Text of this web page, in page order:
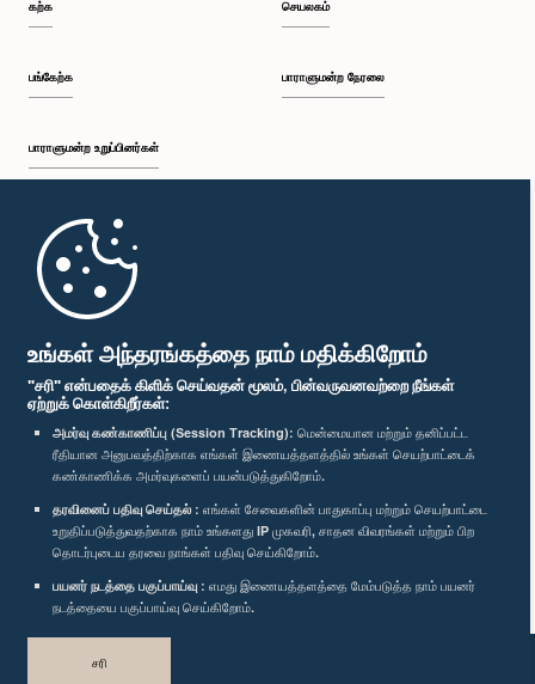
உங்கள் அந்தரங்கத்தை நாம் மதிக்கிறோம்
"சரி" என்பதைக் கிளிக் செய்வதன் மூலம், பின்வருவனவற்றை நீங்கள்
ஏற்றுக் கொள்கிறீர்கள்:
அமர்வு கண்காணிப்பு (Session Tracking): மென்மையான மற்றும் தனிப்பட்ட
ரீதியான அனுபவத்திற்காக எங்கள் இணையத்தளத்தில் உங்கள் செயற்பாட்டைக்
கண்காணிக்க அமர்வுகளைப் பயன்படுத்துகிறோம்.
தரவினைப் பதிவு செய்தல் : எங்கள் சேவைகளின் பாதுகாப்பு மற்றும் செயற்பாட்டை
உறுதிப்படுத்துவதற்காக நாம் உங்களது IP முகவரி, சாதன விவரங்கள் மற்றும் பிற
தொடர்புடைய தரவை நாங்கள் பதிவு செய்கிறோம்.
பயனர் நடத்தை பகுப்பாய்வு : எமது இணையத்தளத்தை மேம்படுத்த நாம் பயனர்
நடத்தையை பகுப்பாய்வு செய்கிறோம்.
சரி
கற்க
பங்கேற்க
பாராளுமன்ற உறுப்பினர்கள்
முதற்பக்கம்
செயலகம்
பாராளுமன்ற நேரலை
பாராளுமன்ற கையடக்க செயலி
எம்மை பின்தொடர்க :
விருதுகள்
தனியுரிமைக் கொள்கை